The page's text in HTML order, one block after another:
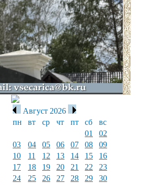
Август 2026
пн
вт ср чт пт сб
вс
01
02
03
04 05 06 07 08
09
10
11 12 13 14 15
16
17
18 19 20 21 22
23
24
25 26 27 28 29
30